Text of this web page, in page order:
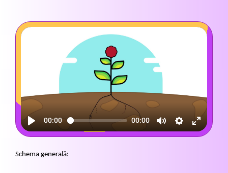
00:00 00:00
Schema generală: